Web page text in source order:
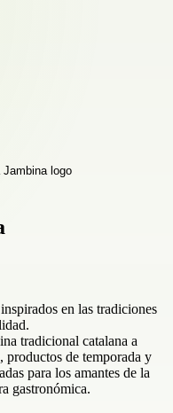
en las tradiciones
tradicional catalana a
productos de temporada y
para los amantes de la
gastronómica.